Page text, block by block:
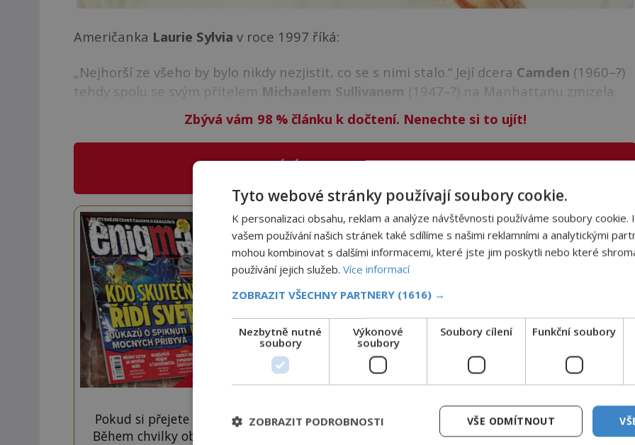
Američanka Laurie Sylvia v roce 1997 říká:
„Nejhorší ze všeho by bylo nikdy nezjistit, co se s nimi stalo.“ Její dcera Camden (1960–?)
tehdy spolu se svým přítelem Michaelem Sullivanem (1947–?) na Manhattanu zmizela.
Zbývá vám 98 %článku k dočtení. Nenechte si to ujít!
CO NABÍZÍENIGMAPLUS PREMIUM?
Staňte se našímPremiumčtenářem aodemknětesi tento
itisícedalšíchskvělých článků .
Navíc od nás obdržíte i celou řadu hodnotných bonusů!
Pokud si přejete odemknout pouze tento článek, můžete tak učinit zasláním jediné SMS.
Během chvilky obdržíte číselný kód, který opíšete do následujícího okénka a kliknutím na
Tyto webové stránky používají soubory cookie.
K personalizaci obsahu, reklam a analýze návštěvnosti používáme soubory cookie.
vašem používání našich stránek také sdílíme s našimi reklamními a analytickými
mohou kombinovat s dalšími informacemi, které jste jim poskytli nebo které
používání jejich služeb. Více informací
ZOBRAZIT VŠECHNY PARTNERY (1616) →
Nezbytně nutné
soubory
Výkonové
soubory
Soubory cílení Funkční soubory
VŠE ODMÍTNOUT
ZOBRAZIT PODROBNOSTI